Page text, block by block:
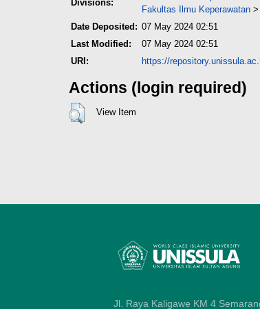
Divisions:
Fakultas Ilmu Keperawatan >
Date Deposited: 07 May 2024 02:51
Last Modified:
07 May 2024 02:51
URI:
https://
Actions (login required)
View Item
Jl. Raya Kaligawe KM 4